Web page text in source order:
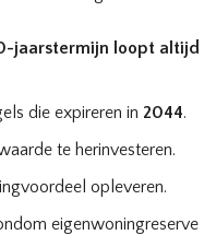
jaarstermijn loopt altijd
die expireren in 2044.
te herinvesteren.
opleveren.
eigenwoningreserve